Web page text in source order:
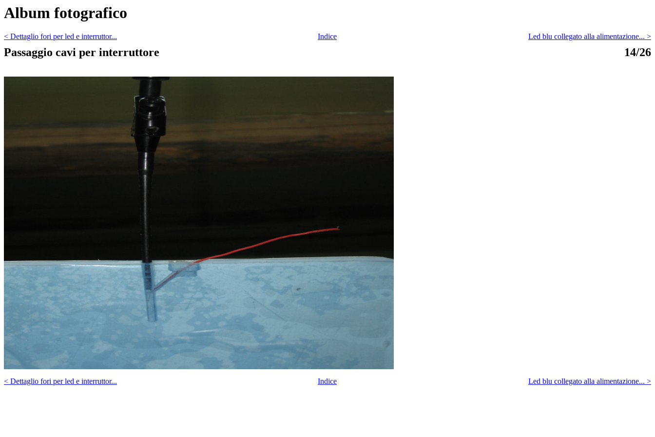
Album fotografico
< Dettaglio fori per led e interruttor... Indice Led blu collegato alla alimentazione... >
Passaggio cavi per interruttore 14/26
< Dettaglio fori per led e interruttor... Indice Led blu collegato alla alimentazione... >